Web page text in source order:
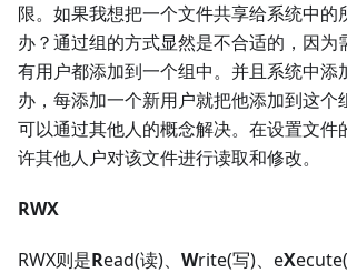
限。如果我想把一个文件共享给系统中的
办？通过组的方式显然是不合适的，因为
有用户都添加到一个组中。并且系统中添
办，每添加一个新用户就把他添加到这个
可以通过其他人的概念解决。在设置文件
许其他人户对该文件进行读取和修改。
RWX
RWX则是Read(读)、 Write(写)、eX